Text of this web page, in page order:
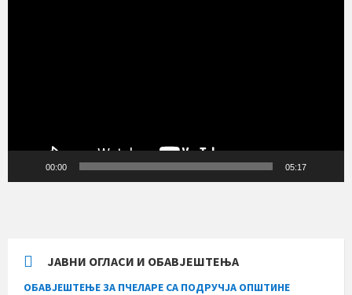
00:00 05:17
ЈАВНИ ОГЛАСИ И ОБАВЈЕШТЕЊА
ОБАВЈЕШТЕЊЕ ЗА ПЧЕЛАРЕ СА ПОДРУЧЈА ОПШТИНЕ